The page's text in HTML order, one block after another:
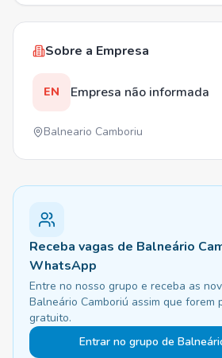
Sobre a Empresa
EN Empresa não informada
Balneario Camboriu
Receba vagas de Balneário
WhatsApp
Entre no nosso grupo e receba as
Balneário Camboriú assim que forem
gratuito.
Entrar no grupo de